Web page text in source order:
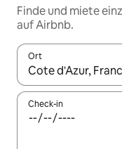
Finde und miete
auf Airbnb.
Ort
Wenn Ergebnisse
Check-in